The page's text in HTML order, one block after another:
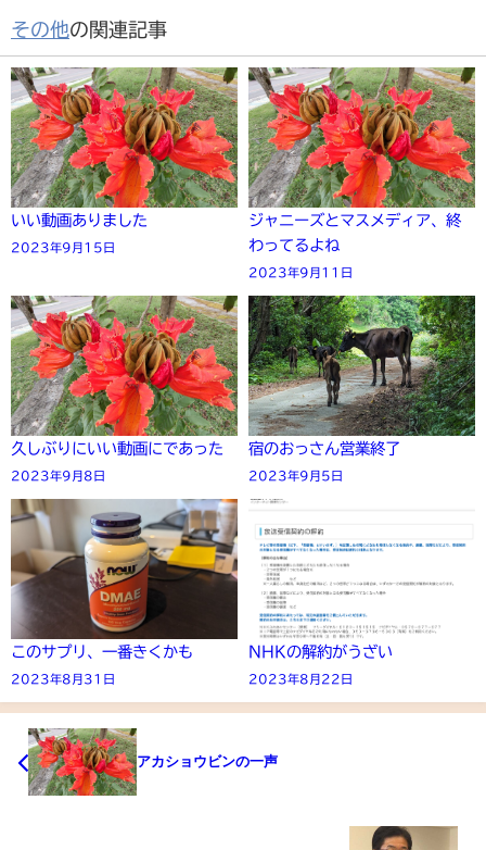
その他の関連記事
いい動画ありました
2023年9月15日
ジャニーズとマスメディア、終
わってるよね
2023年9月11日
久しぶりにいい動画にであった
2023年9月8日
宿のおっさん営業終了
2023年9月5日
このサプリ、一番きくかも
2023年8月31日
NHKの解約がうざい
2023年8月22日
アカショウビンの一声